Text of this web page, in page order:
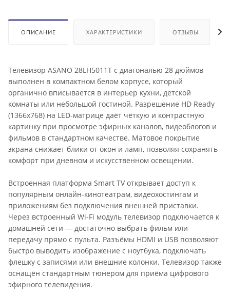
ОПИСАНИЕ ХАРАКТЕРИСТИКИ ОТЗЫВЫ
Телевизор ASANO 28LH5011T с диагональю 28 дюймов
выполнен в компактном белом корпусе, который
органично вписывается в интерьер кухни, детской
комнаты или небольшой гостиной. Разрешение HD Ready
(1366x768) на LED-матрице даёт чёткую и контрастную
картинку при просмотре эфирных каналов, видеоблогов и
фильмов в стандартном качестве. Матовое покрытие
экрана снижает блики от окон и ламп, позволяя сохранять
комфорт при дневном и искусственном освещении.
Встроенная платформа Smart TV открывает доступ к
популярным онлайн-кинотеатрам, видеохостингам и
приложениям без подключения внешней приставки.
Через встроенный Wi-Fi модуль телевизор подключается к
домашней сети — достаточно выбрать фильм или
передачу прямо с пульта. Разъёмы HDMI и USB позволяют
быстро выводить изображение с ноутбука, подключать
флешку с записями или внешние колонки. Телевизор также
оснащён стандартным тюнером для приёма цифрового
эфирного телевидения.